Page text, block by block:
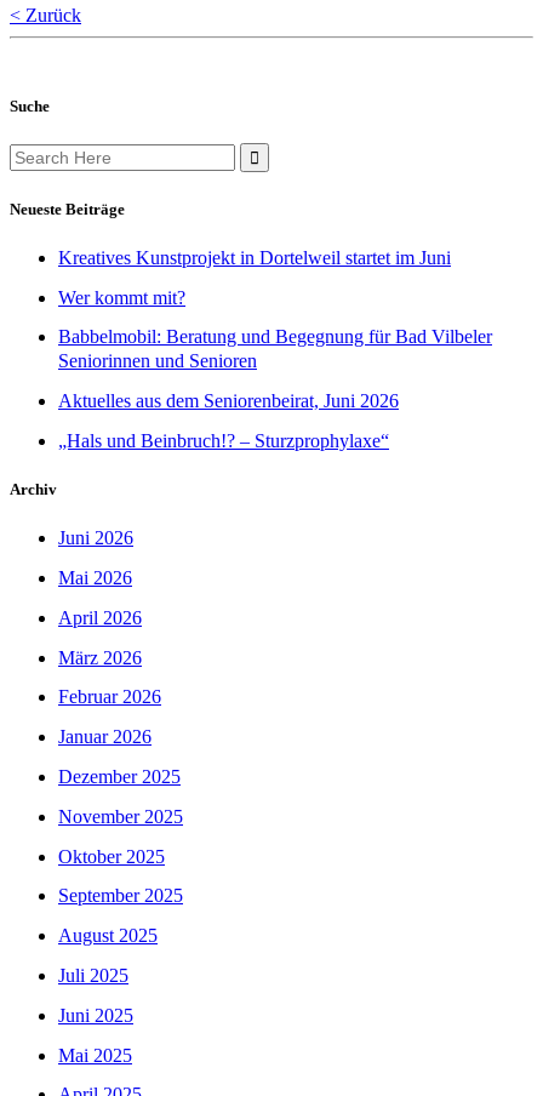
< Zurück
Suche
Search
for:
Neueste Beiträge
Kreatives Kunstprojekt in Dortelweil startet im Juni
Wer kommt mit?
Babbelmobil: Beratung und Begegnung für Bad Vilbeler
Seniorinnen und Senioren
Aktuelles aus dem Seniorenbeirat, Juni 2026
„Hals und Beinbruch!? – Sturzprophylaxe“
Archiv
Juni 2026
Mai 2026
April 2026
März 2026
Februar 2026
Januar 2026
Dezember 2025
November 2025
Oktober 2025
September 2025
August 2025
Juli 2025
Juni 2025
Mai 2025